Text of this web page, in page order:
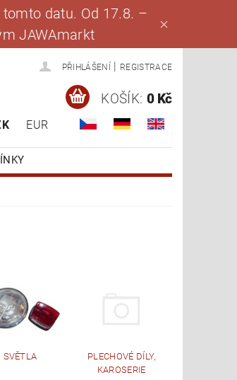
datu. Od 17.8. –
JAWAmarkt
PŘIHLÁŠENÍ REGISTRACE
EUR
KOŠÍK: 0 Kč
SVĚTLA
PLECHOVÉ DÍLY,
KAROSERIE